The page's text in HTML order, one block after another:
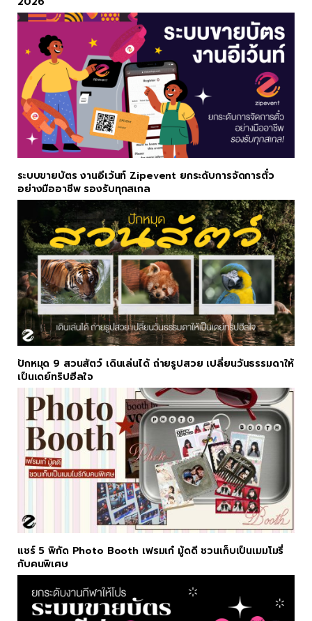
ระบบขายบัตร งานอีเว้นท์ Zipevent ยกระดับการจัดการตั๋ว
อย่างมืออาชีพ รองรับทุกสเกล
ปักหมุด 9 สวนสัตว์ เดินเล่นได้ ถ่ายรูปสวย เปลี่ยนวันธรรมดาให้
เป็นเดย์ทริปฮีลใจ
แชร์ 5 พิกัด Photo Booth เฟรมเก๋ มู้ดดี ชวนเก็บเป็นเมมโมรี่
กับคนพิเศษ